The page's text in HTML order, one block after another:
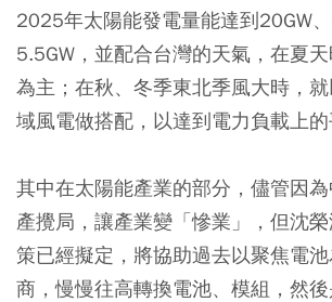
2025年太陽能發電量能達到20GW
5.5GW，並配合台灣的天氣，在夏
為主；在秋、冬季東北季風大時，
域風電做搭配，以達到電力負載上的
其中在太陽能產業的部分，儘管因
產攪局，讓產業變「慘業」，但沈
策已經擬定，將協助過去以聚焦電
商，慢慢往高轉換電池、模組，然後